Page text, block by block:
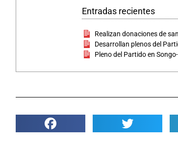
Entradas recientes
Realizan donaciones de
Desarrollan plenos del
Pleno del Partido en